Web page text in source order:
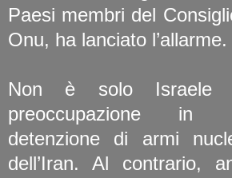
Paesi membri del
Onu, ha lanciato l’allarme.
Non è solo Israele
preoccupazione in
detenzione di armi
dell’Iran. Al contrario,